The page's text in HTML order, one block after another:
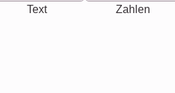
Text Zahlen